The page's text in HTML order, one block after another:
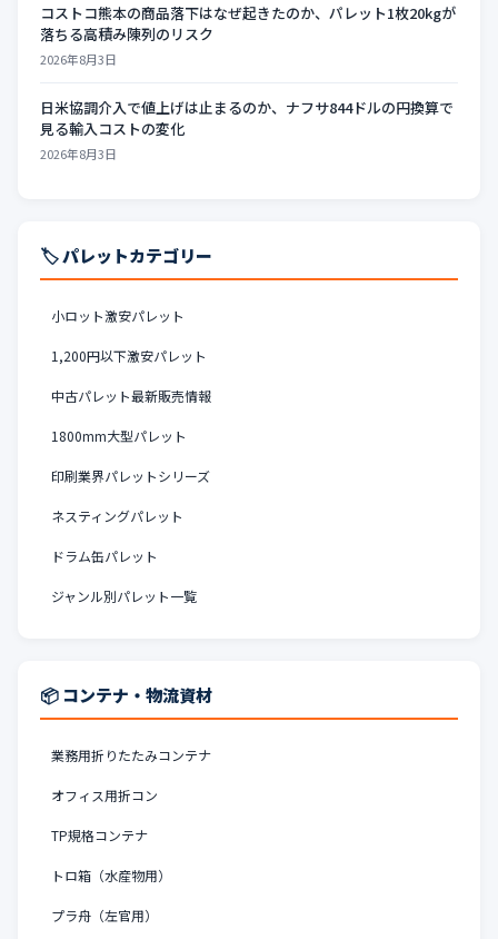
コストコ熊本の商品落下はなぜ起きたのか、パレット1枚20kgが
落ちる高積み陳列のリスク
2026年8月3日
日米協調介入で値上げは止まるのか、ナフサ844ドルの円換算で
見る輸入コストの変化
2026年8月3日
🏷️ パレットカテゴリー
小ロット激安パレット
1,200円以下激安パレット
中古パレット最新販売情報
1800mm大型パレット
印刷業界パレットシリーズ
ネスティングパレット
ドラム缶パレット
ジャンル別パレット一覧
📦 コンテナ・物流資材
業務用折りたたみコンテナ
オフィス用折コン
TP規格コンテナ
トロ箱（水産物用）
プラ舟（左官用）